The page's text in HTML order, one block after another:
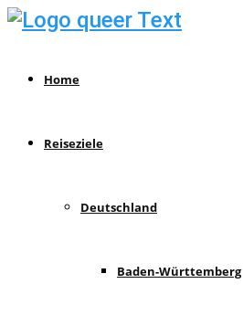
Home
Reiseziele
Deutschland
Baden-Württemberg